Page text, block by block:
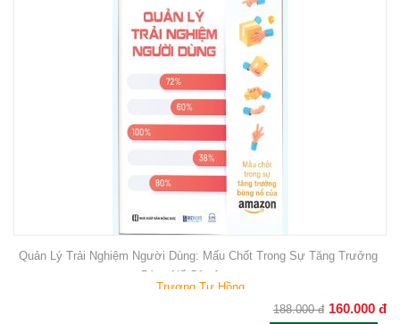
Quản Lý Trải Nghiệm Người Dùng: Mấu Chốt Trong Sự Tăng Trưởng
Bùng Nổ Của Amazon
Trương Tư Hồng
188.000 đ 160.000 đ